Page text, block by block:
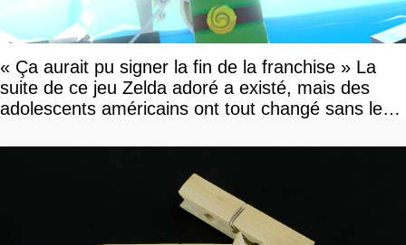
« Ça aurait pu signer la fin de la franchise » La
suite de ce jeu Zelda adoré a existé, mais des
adolescents américains ont tout changé sans le